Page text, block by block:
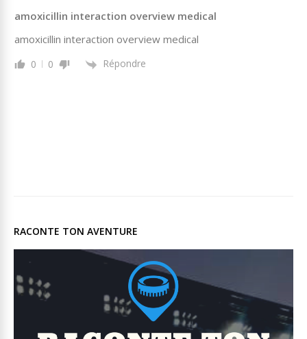
amoxicillin interaction overview medical
amoxicillin interaction overview medical
0 0 Répondre
RACONTE TON AVENTURE